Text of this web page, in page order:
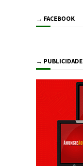
→ FACEBOOK
→ PUBLICIDADE